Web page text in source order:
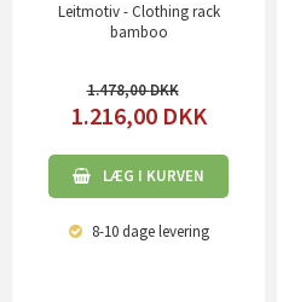
Leitmotiv - Clothing rack
bamboo
1.478,00
1.216,00 DKK
LÆG I KURVEN
8-10 dagelevering